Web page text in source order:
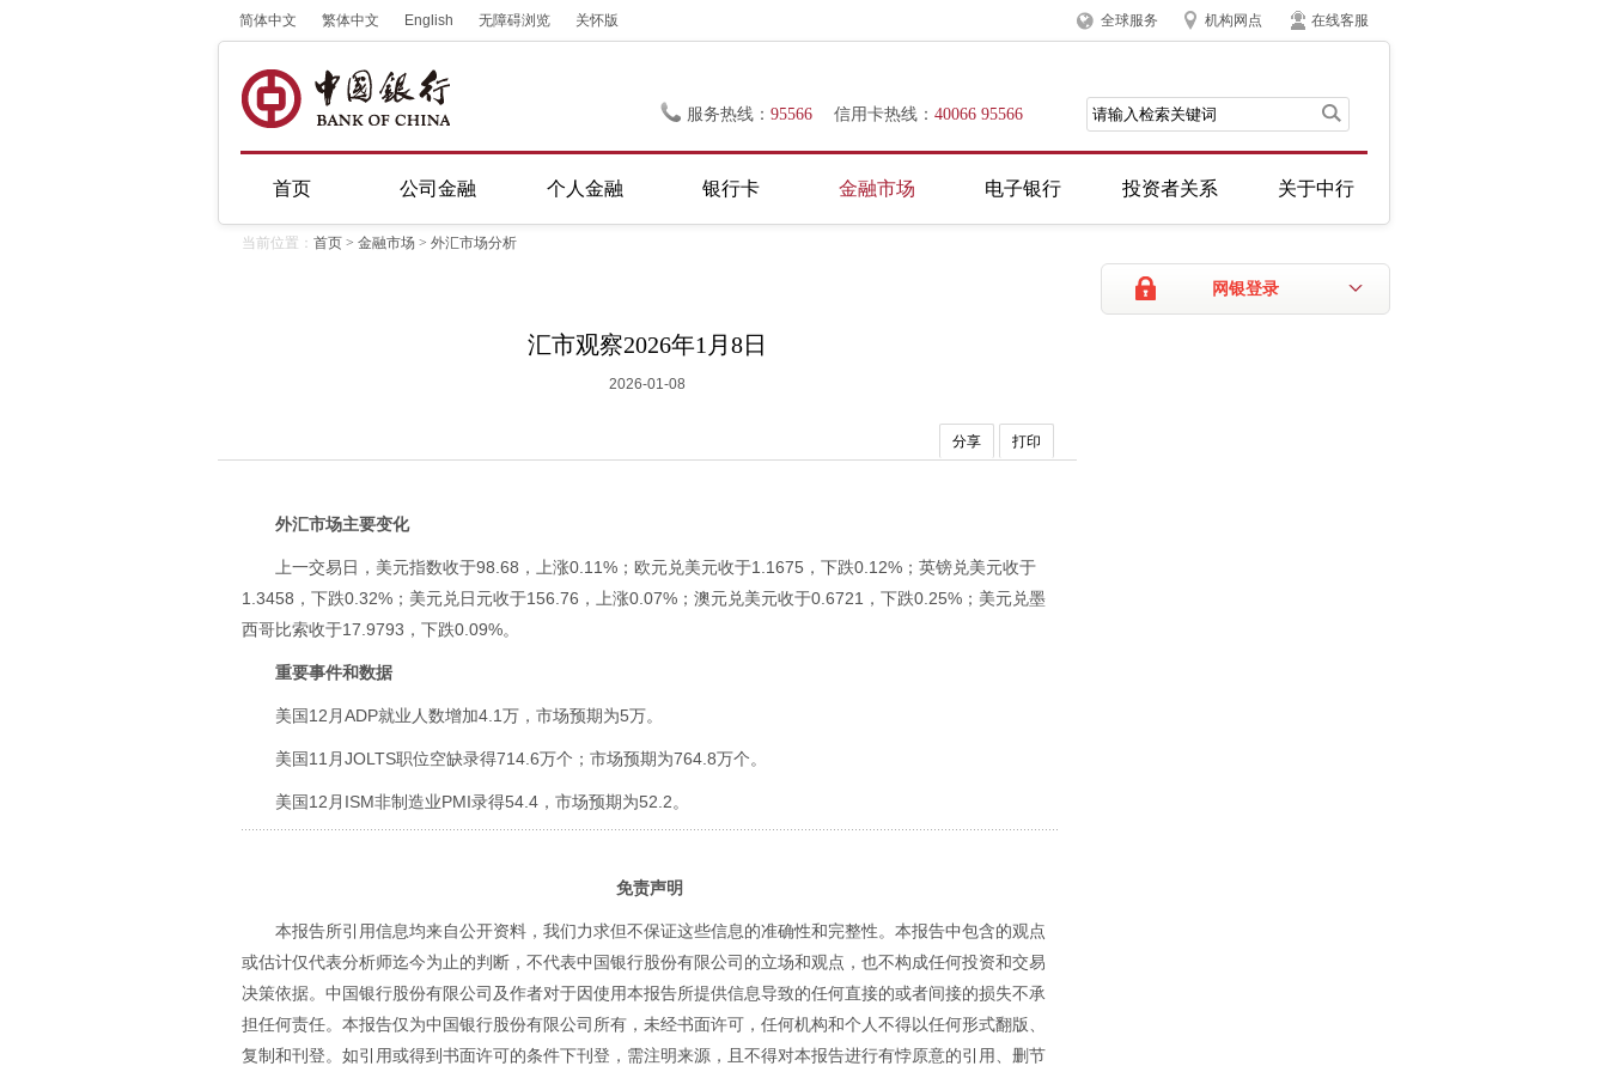
简体中文 繁体中文 English 无障碍浏览 关怀版 全球服务 机构网点 在线客服
服务热线： 95566 信用卡热线： 40066 95566
首页 公司金融 个人金融 银行卡 金融市场 电子银行 投资者关系 关于中行
当前位置： 首页 > 金融市场 > 外汇市场分析
网银登录
汇市观察2026年1月8日
2026-01-08
分享 打印
外汇市场主要变化
上一交易日，美元指数收于98.68，上涨0.11%；欧元兑美元收于1.1675，下跌0.12%；英镑兑美元收于
1.3458，下跌0.32%；美元兑日元收于156.76，上涨0.07%；澳元兑美元收于0.6721，下跌0.25%；美元兑墨
西哥比索收于17.9793，下跌0.09%。
重要事件和数据
美国12月ADP就业人数增加4.1万，市场预期为5万。
美国11月JOLTS职位空缺录得714.6万个；市场预期为764.8万个。
美国12月ISM非制造业PMI录得54.4，市场预期为52.2。
免责声明
本报告所引用信息均来自公开资料，我们力求但不保证这些信息的准确性和完整性。本报告中包含的观点
或估计仅代表分析师迄今为止的判断，不代表中国银行股份有限公司的立场和观点，也不构成任何投资和交易
决策依据。中国银行股份有限公司及作者对于因使用本报告所提供信息导致的任何直接的或者间接的损失不承
担任何责任。本报告仅为中国银行股份有限公司所有，未经书面许可，任何机构和个人不得以任何形式翻版、
复制和刊登。如引用或得到书面许可的条件下刊登，需注明来源，且不得对本报告进行有悖原意的引用、删节